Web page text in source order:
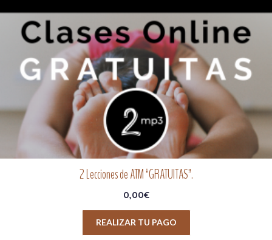
2 Lecciones de ATM “GRATUITAS”.
0,00€
REALIZAR TU PAGO